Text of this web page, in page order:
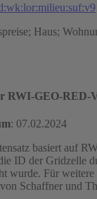
Haus;
RWI-GEO-RED-
: 07.02.2024
basiert auf
ID der Gridzelle
wurde. Für
Schaffner und